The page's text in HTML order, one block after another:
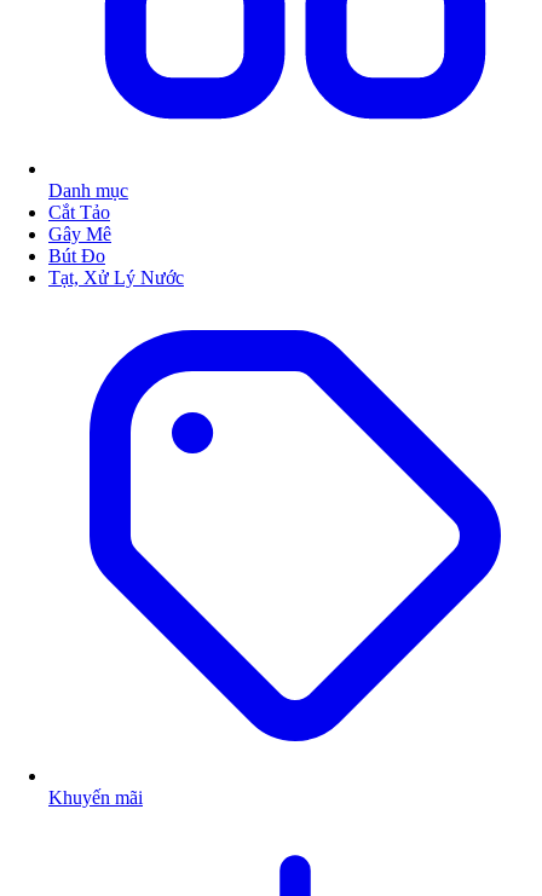
Danh mục
Cắt Tảo
Gây Mê
Bút Đo
Tạt, Xử Lý Nước
Khuyến mãi